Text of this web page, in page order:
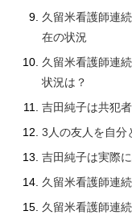
久留米看護師連
在の状況
久留米看護師連
状況は？
吉田純子は共犯
3人の友人を自分
吉田純子は実際
久留米看護師連
久留米看護師連